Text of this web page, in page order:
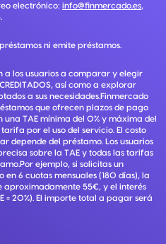
electrónico: info@finmercado.es,
.
ni emite préstamos.
a los usuarios a comparar y elegir
así como a explorar
a sus necesidades.Finmercado
que ofrecen plazos de pago
una TAE mínima del 0% y máxima del
por el uso del servicio. El costo
depende del préstamo. Los usuarios
sobre la TAE y todas las tarifas
ejemplo, si solicitas un
6 cuotas mensuales (180 días), la
aproximadamente 55€, y el interés
= 20%). El importe total a pagar será